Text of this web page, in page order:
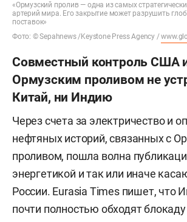
«Ормузский пролив — одна из самых
артерий мира. Его закрытие может разрушить
поставок»
Фото: © Sepahnews /Keystone Press Agency /
Совместный контроль США
Ормузским проливом не
Китай, ни Индию
Через счета за электричество и
нефтяных историй, связанных с
проливом, пошла волна
энергетикой и так или иначе
России. Eurasia Times пишет, что
почти полностью обходят